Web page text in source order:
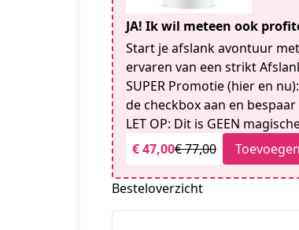
JA! Ik wil meteen ook
Start je afslank avontuur
ervaren van een strikt
SUPER Promotie (hier en
de checkbox aan en bespaar
LET OP: Dit is GEEN
€ 47,00€ 77,00 Toevoegen
Besteloverzicht